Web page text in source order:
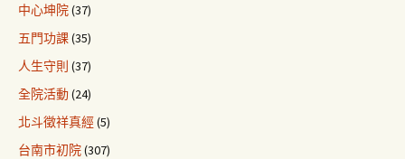
中心坤院(37)
五門功課(35)
人生守則 (37)
全院活動(24)
北斗徵祥真經(5)
台南市初院(307)